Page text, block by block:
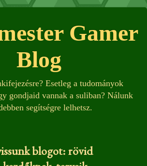
Gamer
Blog
Esetleg a tudományok
gondjaid vannak a suliban? Nálunk
segítségre lelhetsz.
blogot: rövid